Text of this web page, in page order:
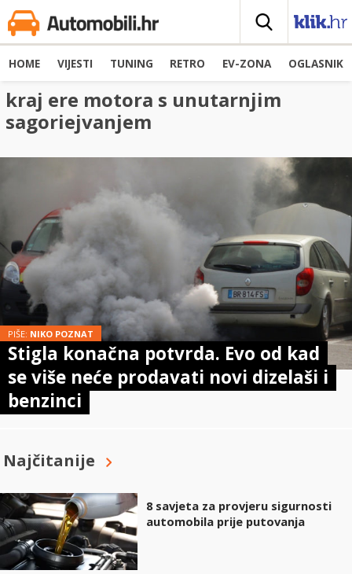
HOME VIJESTI TUNING RETRO EV-ZONA OGLASNIK
kraj ere motora s unutarnjim
sagoriejvanjem
PIŠE: NIKO POZNAT
Stigla konačna potvrda. Evo od kad
se više neće prodavati novi dizelaši i
benzinci
Najčitanije
8 savjeta za provjeru sigurnosti
automobila prije putovanja